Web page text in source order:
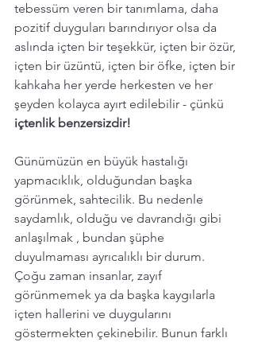
tebessüm veren bir tanımlama, daha
pozitif duyguları barındırıyor olsa da
aslında içten bir teşekkür, içten bir özür,
içten bir üzüntü, içten bir öfke, içten bir
kahkaha her yerde herkesten ve her
şeyden kolayca ayırt edilebilir - çünkü
içtenlik benzersizdir!
Günümüzün en büyük hastalığı
yapmacıklık, olduğundan başka
görünmek, sahtecilik. Bu nedenle
saydamlık, olduğu ve davrandığı gibi
anlaşılmak , bundan şüphe
duyulmaması ayrıcalıklı bir durum.
Çoğu zaman insanlar, zayıf
görünmemek ya da başka kaygılarla
içten hallerini ve duygularını
göstermekten çekinebilir. Bunun farklı